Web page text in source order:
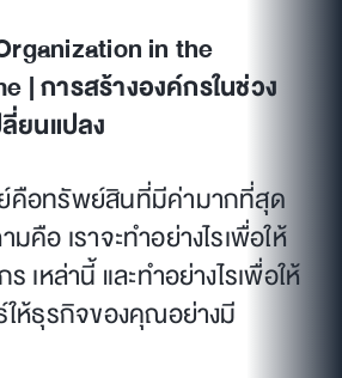
in the
| การสร้างองค์กรในช่วง
ยนแปลง
คือทรัพย์สินที่มีค่ามากที่สุด
คือ เราจะทำอย่างไรเพื่อให้
เหล่านี้ และทำอย่างไรเพื่อให้
ให้ธุรกิจของคุณอย่างมี